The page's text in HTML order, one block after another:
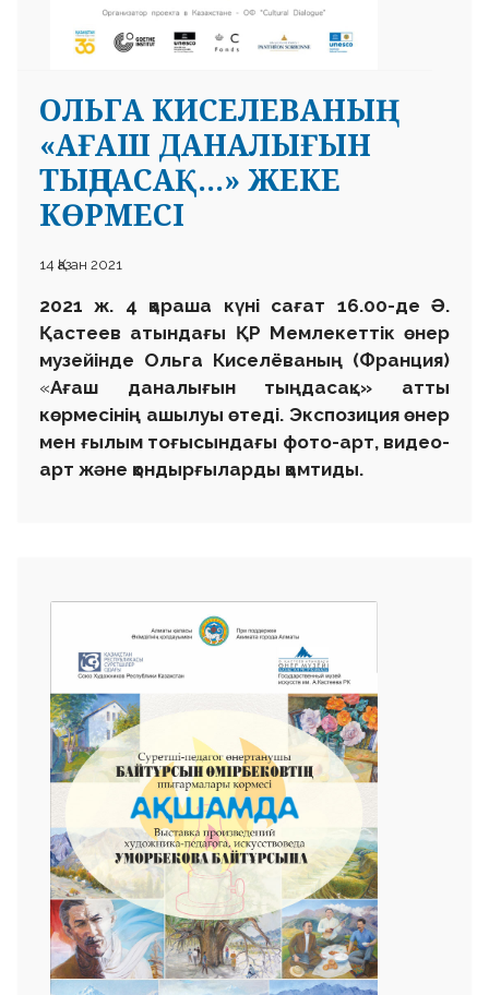
ОЛЬГА КИСЕЛЕВАНЫҢ
«АҒАШ ДАНАЛЫҒЫН
ТЫҢДАСАҚ…» ЖЕКЕ
КӨРМЕСІ
14 Қазан 2021
2021 ж. 4 қараша күні сағат 16.00-де Ә.
Қастеев атындағы ҚР Мемлекеттік өнер
музейінде Ольга Киселёваның (Франция)
«Ағаш даналығын тыңдасақ…» атты
көрмесінің ашылуы өтеді. Экспозиция өнер
мен ғылым тоғысындағы фото-арт, видео-
арт және қондырғыларды қамтиды.